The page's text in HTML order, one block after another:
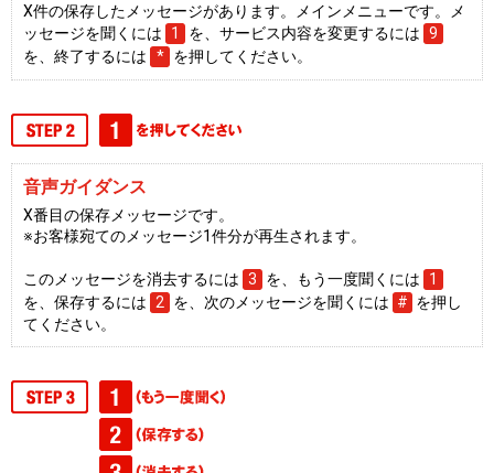
X件の保存したメッセージがあります。メインメニューです。メ
ッセージを聞くには
1 を、サービス内容を変更するには 9
を、終了するには
* を押してください。
音声ガイダンス
X番目の保存メッセージです。
※お客様宛てのメッセージ1件分が再生されます。
このメッセージを消去するには 3 を、もう一度聞くには
1
を、保存するには
2 を、次のメッセージを聞くには # を押し
てください。